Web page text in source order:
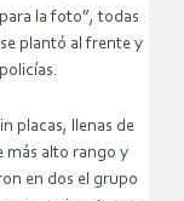
la foto”, todas
plantó al frente y
placas, llenas de
más alto rango y
en dos el grupo